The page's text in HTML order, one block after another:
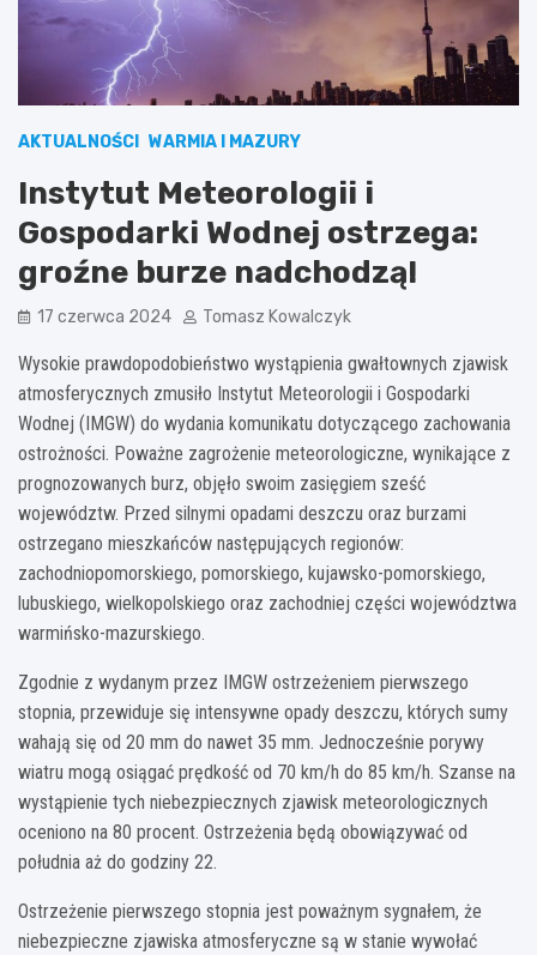
AKTUALNOŚCI WARMIA I MAZURY
Instytut Meteorologii i
Gospodarki Wodnej ostrzega:
groźne burze nadchodzą!
17 czerwca 2024 Tomasz Kowalczyk
Wysokie prawdopodobieństwo wystąpienia gwałtownych zjawisk
atmosferycznych zmusiło Instytut Meteorologii i Gospodarki
Wodnej (IMGW) do wydania komunikatu dotyczącego zachowania
ostrożności. Poważne zagrożenie meteorologiczne, wynikające z
prognozowanych burz, objęło swoim zasięgiem sześć
województw. Przed silnymi opadami deszczu oraz burzami
ostrzegano mieszkańców następujących regionów:
zachodniopomorskiego, pomorskiego, kujawsko-pomorskiego,
lubuskiego, wielkopolskiego oraz zachodniej części województwa
warmińsko-mazurskiego.
Zgodnie z wydanym przez IMGW ostrzeżeniem pierwszego
stopnia, przewiduje się intensywne opady deszczu, których sumy
wahają się od 20 mm do nawet 35 mm. Jednocześnie porywy
wiatru mogą osiągać prędkość od 70 km/h do 85 km/h. Szanse na
wystąpienie tych niebezpiecznych zjawisk meteorologicznych
oceniono na 80 procent. Ostrzeżenia będą obowiązywać od
południa aż do godziny 22.
Ostrzeżenie pierwszego stopnia jest poważnym sygnałem, że
niebezpieczne zjawiska atmosferyczne są w stanie wywołać